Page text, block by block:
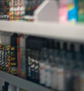
Avis Clients
le premier à écrire
Écrire un avis